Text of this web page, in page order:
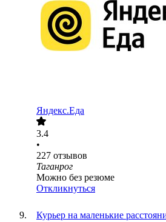
Яндекс.Еда
3.4
•
227 отзывов
Таганрог
Можно без резюме
Откликнуться
Курьер на маленькие